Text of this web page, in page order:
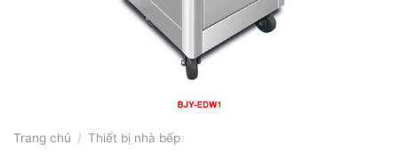
Trang chủ / Thiết bị nhà bếp